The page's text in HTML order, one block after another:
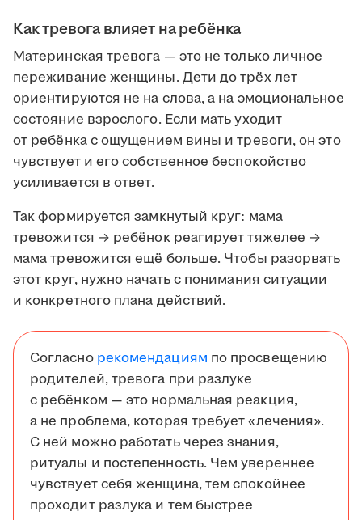
Как тревога влияет на ребёнка
Материнская тревога — это не только личное
переживание женщины. Дети до трёх лет
ориентируются не на слова, а на эмоциональное
состояние взрослого. Если мать уходит
от ребёнка с ощущением вины и тревоги, он это
чувствует и его собственное беспокойство
усиливается в ответ.
Так формируется замкнутый круг: мама
тревожится → ребёнок реагирует тяжелее →
мама тревожится ещё больше. Чтобы разорвать
этот круг, нужно начать с понимания ситуации
и конкретного плана действий.
Согласно рекомендациям по просвещению
родителей, тревога при разлуке
с ребёнком — это нормальная реакция,
а не проблема, которая требует «лечения».
С ней можно работать через знания,
ритуалы и постепенность. Чем увереннее
чувствует себя женщина, тем спокойнее
проходит разлука и тем быстрее